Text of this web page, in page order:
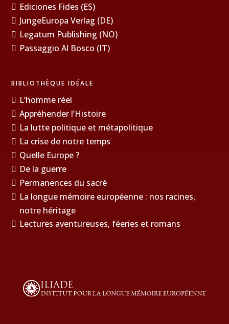
Ediciones Fides (ES)
JungeEuropa Verlag (DE)
Legatum Publishing (NO)
Passaggio Al Bosco (IT)
BIBLIOTHÈQUE IDÉALE
L’homme réel
Appréhender l’Histoire
La lutte politique et métapolitique
La crise de notre temps
Quelle Europe ?
De la guerre
Permanences du sacré
La longue mémoire européenne : nos racines,
notre héritage
Lectures aventureuses, féeries et romans